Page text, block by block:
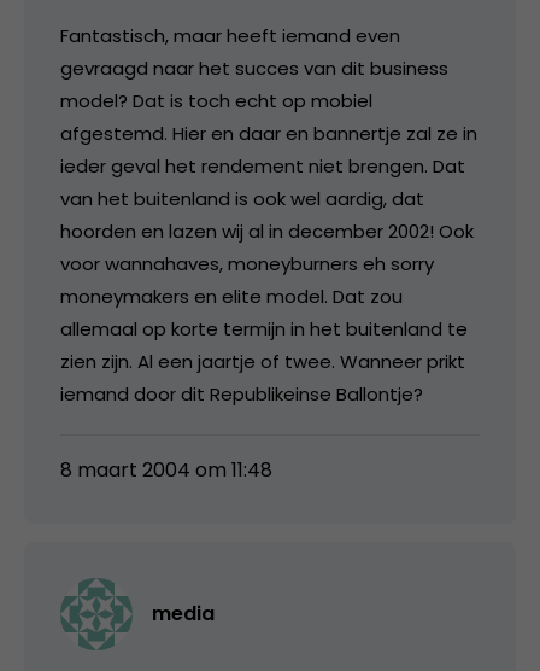
Fantastisch, maar heeft iemand even
gevraagd naar het succes van dit business
model? Dat is toch echt op mobiel
afgestemd. Hier en daar en bannertje zal ze in
ieder geval het rendement niet brengen. Dat
van het buitenland is ook wel aardig, dat
hoorden en lazen wij al in december 2002! Ook
voor wannahaves, moneyburners eh sorry
moneymakers en elite model. Dat zou
allemaal op korte termijn in het buitenland te
zien zijn. Al een jaartje of twee. Wanneer prikt
iemand door dit Republikeinse Ballontje?
8 maart 2004 om 11:48
media